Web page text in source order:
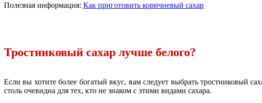
Полезная информация: Как приготовить коричневый сахар
Тростниковый сахар лучше белого?
Если вы хотите более богатый вкус, вам следует выбрать тростниковый
столь очевидна для тех, кто не знаком с этими видами сахара.